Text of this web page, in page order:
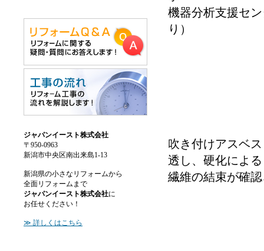
ジャパンイースト株式会社
〒950-0963
新潟市中央区南出来島1-13
新潟県の小さなリフォームから
全面リフォームまで
ジャパンイースト株式会社に
お任せください！
≫ 詳しくはこちら
機器分析支援セ
り）
吹き付けアスベ
透し、硬化による
繊維の結束が確